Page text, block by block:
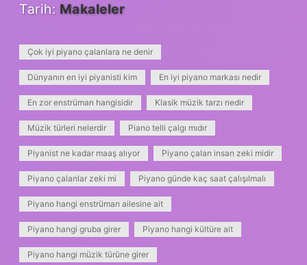
Tarih: Makaleler
Çok iyi piyano çalanlara ne denir
Dünyanın en iyi piyanisti kim En iyi piyano markası nedir
En zor enstrüman hangisidir Klasik müzik tarzı nedir
Müzik türleri nelerdir Piano telli çalgı mıdır
Piyanist ne kadar maaş alıyor Piyano çalan insan zeki midir
Piyano çalanlar zeki mi Piyano günde kaç saat çalışılmalı
Piyano hangi enstrüman ailesine ait
Piyano hangi gruba girer Piyano hangi kültüre ait
Piyano hangi müzik türüne girer